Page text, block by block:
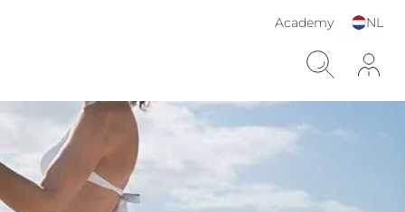
NL
Academy